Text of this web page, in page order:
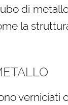
di
la
verniciati